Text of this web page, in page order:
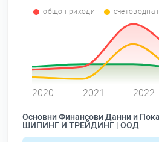
общо приходи счетоводна
2020 2021 2022
Основни Финансови Данни и
ШИПИНГ И ТРЕЙДИНГ | ООД